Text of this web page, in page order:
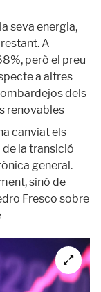
seva energia,
A
però el preu
a altres
dels
renovables
canviat els
de la transició
general.
sinó de
Fresco sobre